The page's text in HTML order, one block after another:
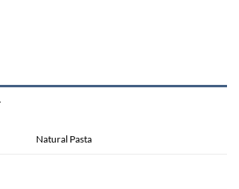
Natural Pasta